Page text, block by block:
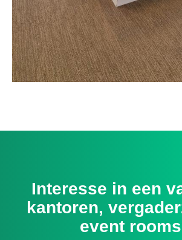
Interesse in een
kantoren,
event